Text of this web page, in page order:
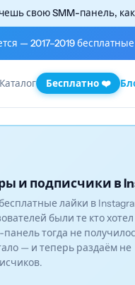
свою SMM-панель,
— 2017–2019
Каталог Бесплатно ❤️
и подписчики в
лайки в
были те кто хотел
тогда не
— и теперь раздаём не